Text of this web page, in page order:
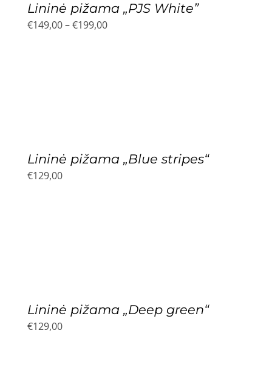
Lininė pižama „PJS White”
€149,00–€199,00Price
Lininė pižama „Blue stripes“
€129,00
Lininė pižama „Deep green“
€129,00